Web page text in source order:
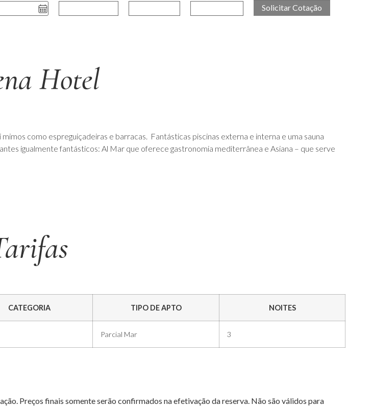
Hotel
como espreguiçadeiras e barracas. Fantásticas piscinas externa e interna e uma sauna
igualmente fantásticos: Al Mar que oferece gastronomia mediterrânea e Asiana – que serve
CATEGORIA TIPO DE APTO NOITES
Parcial Mar 3
Preços finais somente serão confirmados na efetivação da reserva. Não são válidos para